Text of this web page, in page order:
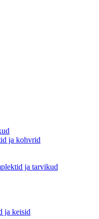
ja kohvrid
ja tarvikud
ja keisid